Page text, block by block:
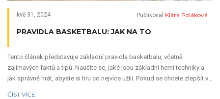
kvě 31, 2024 Publikoval Klára Poláková
PRAVIDLA BASKETBALU: JAK NA TO
Tento článek představuje základní pravidla basketbalu, včetně
zajímavých faktů a tipů. Naučíte se, jaké jsou základní herní techniky a
jak správně hrát, abyste si hru co nejvíce užili. Pokud se chcete zlepšit v
ČÍST VÍCE